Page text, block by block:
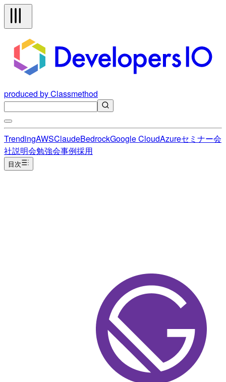
produced by Classmethod
TrendingAWSClaudeBedrockGoogle CloudAzureセミナー会
社説明会勉強会事例採用
目次